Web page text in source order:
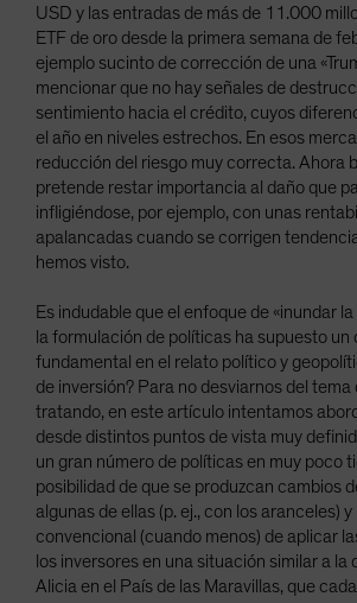
USD y las entradas de más de 11.000
ETF de oro desde la primera semana de
ejemplo sucinto de corrección de una
mencionar que no hay señales de
sentimiento hacia el crédito, cuyos
el año en niveles estrechos. En esos
reducción del riesgo muy correcta. Ahora
pretende restar importancia al daño que
infligiéndose, por ejemplo, con unas
apalancadas cuando se corrigen
hemos visto.
Es indudable que el enfoque de «inundar
la formulación de políticas ha supuesto un
fundamental en el relato político y
de inversión? Para no desviarnos del
tratando, en este artículo intentamos
desde distintos puntos de vista muy
un gran número de políticas en muy poco
posibilidad de que se produzcan cambios
algunas de ellas (p. ej., con los aranceles)
convencional (cuando menos) de aplicar
los inversores en una situación similar a la
Alicia en el País de las Maravillas, que